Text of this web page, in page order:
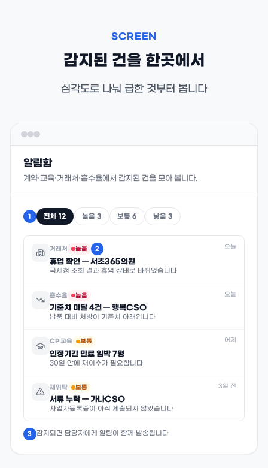
SCREEN
감지된 건을 한곳에서
심각도로 나눠 급한 것부터 봅니다
알림함
계약·교육·거래처·흡수율에서 감지된 건을 모아 봅니다.
1 전체 12 높음 3 보통 6 낮음 3
거래처 높음 2
휴업 확인 — 서초365의원
국세청 조회 결과 휴업 상태로 바뀌었습니다
오늘
흡수율 높음
기준치 미달 4건 — 행복CSO
납품 대비 처방이 기준치 아래입니다
오늘
CP 교육 보통
인정기간 만료 임박 7명
30일 안에 재이수가 필요합니다
어제
재위탁 보통
서류 누락 — 가나CSO
사업자등록증이 아직 제출되지 않았습니다
3일 전
3 감지되면 담당자에게 알림이 함께 발송됩니다